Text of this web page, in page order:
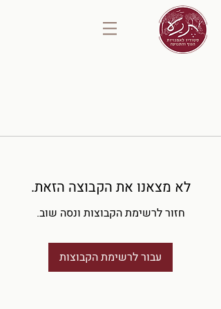
לא מצאנו את הקבוצה הזאת.
חזור לרשימת הקבוצות ונסה שוב.
עבור לרשימת הקבוצות